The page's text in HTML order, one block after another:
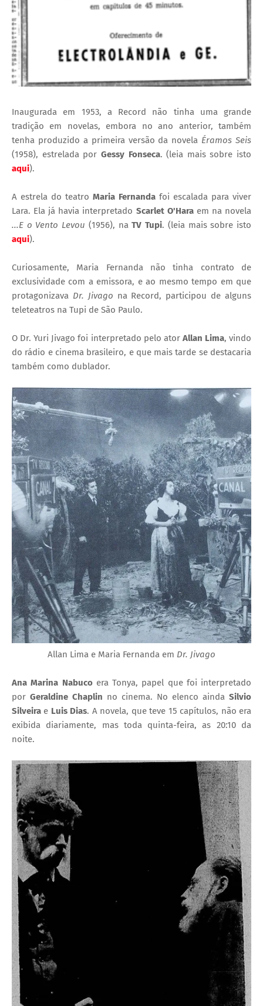
Inaugurada em 1953, a Record não tinha uma grande
tradição em novelas, embora no ano anterior, também
tenha produzido a primeira versão da novela Éramos Seis
(1958), estrelada por Gessy Fonseca. (leia mais sobre isto
aqui).
A estrela do teatro Maria Fernanda foi escalada para viver
Lara. Ela já havia interpretado Scarlet O'Hara em na novela
...E o Vento Levou (1956), naTV Tupi. (leia mais sobre isto
aqui).
Curiosamente, Maria Fernanda não tinha contrato de
exclusividade com a emissora, e ao mesmo tempo em que
protagonizava Dr. Jivago na Record, participou de alguns
teleteatros na Tupi de São Paulo.
O Dr. Yuri Jivago foi interpretado pelo ator Allan Lima, vindo
do rádio e cinema brasileiro, e que mais tarde se destacaria
também como dublador.
Allan Lima e Maria Fernanda em Dr. Jivago
Ana Marina Nabucoera Tonya, papel que foi interpretado
por Geraldine Chaplin no cinema. No elenco ainda Silvio
Silveira e Luis Dias. A novela, que teve 15 capítulos, não era
exibida diariamente, mas toda quinta-feira, as 20:10 da
noite.